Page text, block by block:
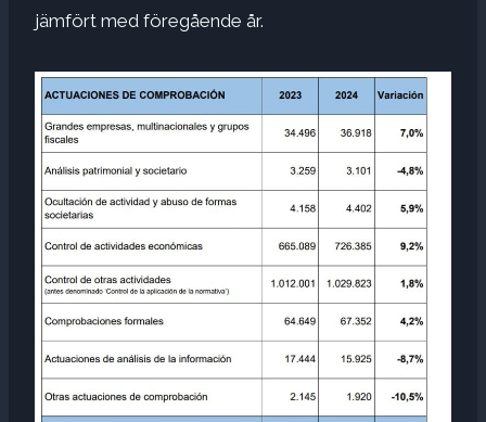
jämfört med föregående år.